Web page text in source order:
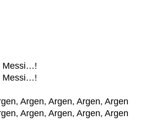
Messi…!
Messi…!
Argen, Argen, Argen, Argen
Argen, Argen, Argen, Argen